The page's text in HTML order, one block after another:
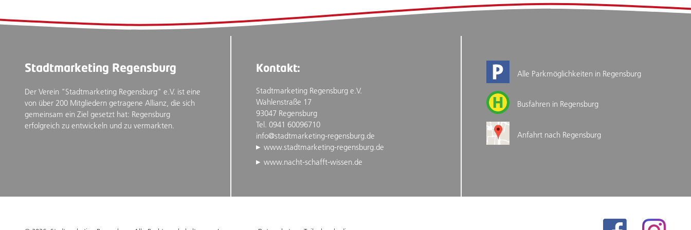
Stadtmarketing Regensburg
Der Verein "Stadtmarketing Regensburg" e.V. ist eine
von über 200 Mitgliedern getragene Allianz, die sich
gemeinsam ein Ziel gesetzt hat: Regensburg
erfolgreich zu entwickeln und zu vermarkten.
Kontakt:
Stadtmarketing Regensburg e.V.
Wahlenstraße 17
93047 Regensburg
Tel. 0941 60096710
info@stadtmarketing-regensburg.de
www.stadtmarketing-regensburg.de
www.nacht-schafft-wissen.de
Alle Parkmöglichkeiten in Regensburg
Busfahren in Regensburg
Anfahrt nach Regensburg